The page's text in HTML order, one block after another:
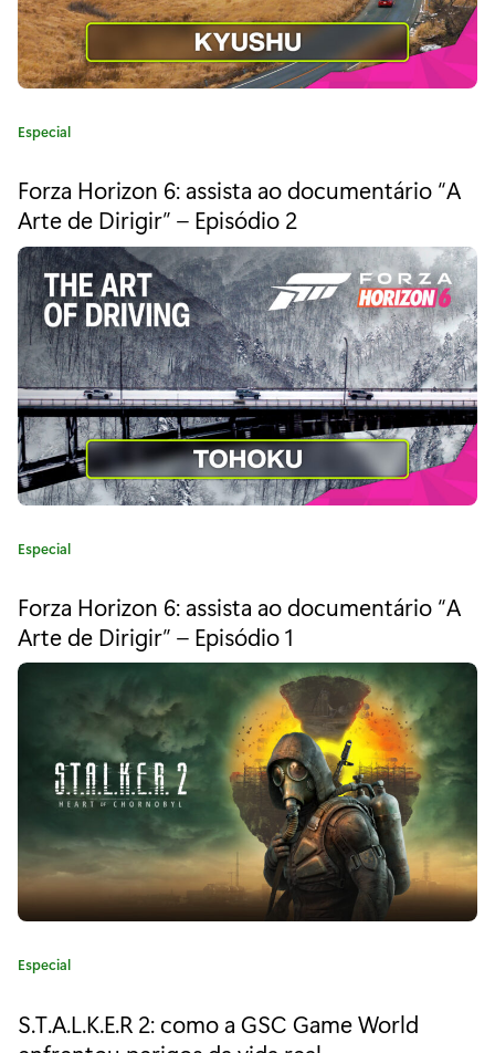
o
v
e
q
u
i
s
a
g
l
a
l
d
e
X
b
o
x
v
C
e
g
o
r
a
:
Especial
Forza Horizon 6: assista ao documentário “A
Arte de Dirigir” – Episódio 2
C
e
g
o
Especial
Forza Horizon 6: assista ao documentário “A
Arte de Dirigir” – Episódio 1
C
e
Especial
S.T.A.L.K.E.R 2: como a GSC Game World